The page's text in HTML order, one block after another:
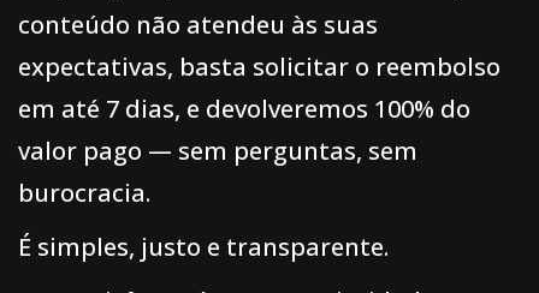
conteúdo não atendeu às suas
expectativas, basta solicitar o reembolso
em até 7 dias, e devolveremos 100% do
valor pago — sem perguntas, sem
burocracia.
É simples, justo e transparente.